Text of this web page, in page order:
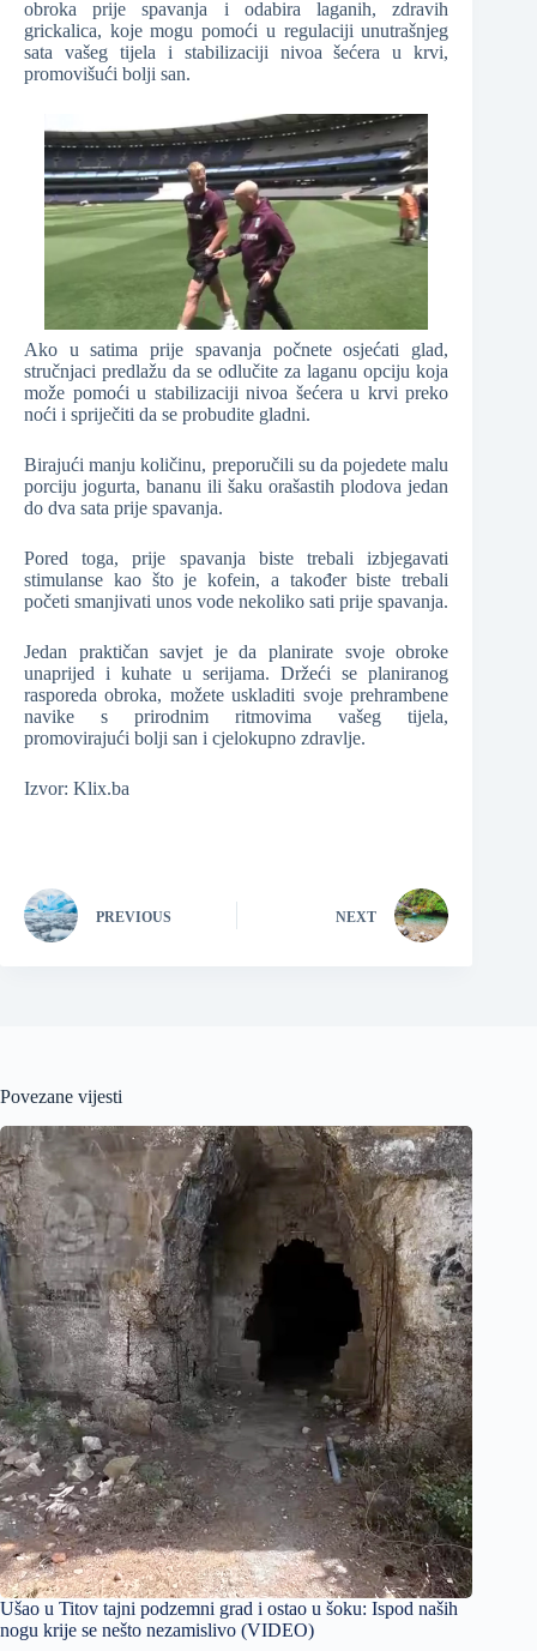
obroka prije spavanja i odabira laganih, zdravih
grickalica, koje mogu pomoći u regulaciji unutrašnjeg
sata vašeg tijela i stabilizaciji nivoa šećera u krvi,
promovišući bolji san.
Ako u satima prije spavanja počnete osjećati glad,
stručnjaci predlažu da se odlučite za laganu opciju koja
može pomoći u stabilizaciji nivoa šećera u krvi preko
noći i spriječiti da se probudite gladni.
Birajući manju količinu, preporučili su da pojedete malu
porciju jogurta, bananu ili šaku orašastih plodova jedan
do dva sata prije spavanja.
Pored toga, prije spavanja biste trebali izbjegavati
stimulanse kao što je kofein, a također biste trebali
početi smanjivati unos vode nekoliko sati prije spavanja.
Jedan praktičan savjet je da planirate svoje obroke
unaprijed i kuhate u serijama. Držeći se planiranog
rasporeda obroka, možete uskladiti svoje prehrambene
navike s prirodnim ritmovima vašeg tijela,
promovirajući bolji san i cjelokupno zdravlje.
Izvor: Klix.ba
PREVIOUS NEXT
Povezane vijesti
Ušao u Titov tajni podzemni grad i ostao u šoku: Ispod naših
nogu krije se nešto nezamislivo (VIDEO)